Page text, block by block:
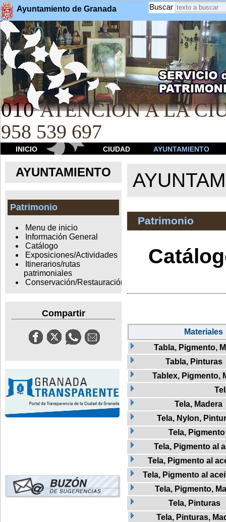
Ayuntamiento de Granada Buscar
010 ATENCION A LA
958 539 697
INICIO CIUDAD AYUNTAMIENTO
AYUNTAMIENTO
Patrimonio
Menu de inicio
Información General
Catálogo
Exposiciones/Actividades
Itinerarios/rutas
patrimoniales
Conservación/Restauración
Compartir
Patrimonio
Materiales
Tabla, Pigmento,
Tabla, Pinturas
Tablex, Pigmento,
Tela, Madera
Tela, Nylon,
Tela, Pigmento
Tela, Pigmento al
Tela, Pigmento al
Tela, Pigmento al
Tela, Pigmento,
Tela, Pinturas
Tela, Pinturas,